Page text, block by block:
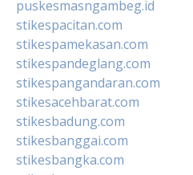
puskesmasngambeg.id
stikespacitan.com
stikespamekasan.com
stikespandeglang.com
stikespangandaran.com
stikesacehbarat.com
stikesbadung.com
stikesbanggai.com
stikesbangka.com